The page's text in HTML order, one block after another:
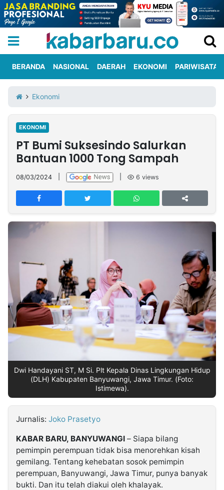
Iklan
Berita
Kami
Nasional
International
Olahraga
Entertainment
Daerah
Pariwisata
Kuliner
Kolom
Network
PT
TREETAN
MULTIMEDIA
INDONESIA
Insight
NTB
Suara
Time
Lens
IDN
Daily
Jogja
Jalan
Rakyat
Idealita
News
Kita
Notice
Radar
Baru
Seedbacklink
Follow
Kabarbaru
Kabarbaru.co
BERANDA NASIONAL DAERAH EKONOMI PARIWISATA
Ekonomi
EKONOMI
PT Bumi Suksesindo Salurkan
Bantuan 1000 Tong Sampah
08/03/2024 6 views
Dwi Handayani ST, M Si. Plt Kepala Dinas Lingkungan Hidup
(DLH) Kabupaten Banyuwangi, Jawa Timur. (Foto:
Istimewa).
Jurnalis: Joko Prasetyo
KABAR BARU, BANYUWANGI – Siapa bilang
pemimpin perempuan tidak bisa menorehkan kisah
gemilang. Tentang kehebatan sosok pemimpin
perempuan, Banyuwangi, Jawa Timur, punya banyak
bukti. Dan itu telah diakui oleh khalayak.